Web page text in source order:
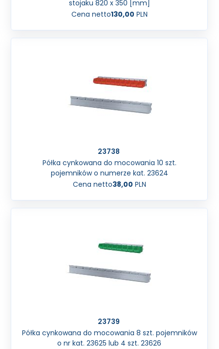
stojaku 820 x 350 [mm]
Cena netto130,00 PLN
23738
Półka cynkowana do mocowania 10 szt.
pojemników o numerze kat. 23624
Cena netto38,00 PLN
23739
Półka cynkowana do mocowania 8 szt. pojemników
o nr kat. 23625 lub 4 szt. 23626